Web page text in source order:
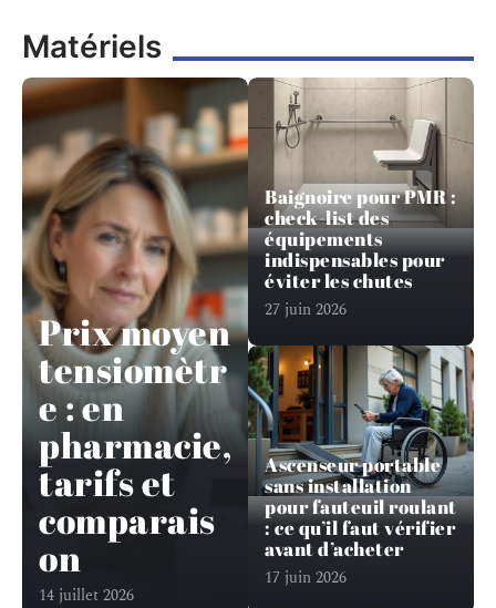
Matériels
Prix moyen
tensiomètr
e : en
pharmacie,
tarifs et
comparais
on
14 juillet 2026
Baignoire pour PMR :
check-list des
équipements
indispensables pour
éviter les chutes
27 juin 2026
Ascenseur portable
sans installation
pour fauteuil roulant
: ce qu’il faut vérifier
avant d’acheter
17 juin 2026